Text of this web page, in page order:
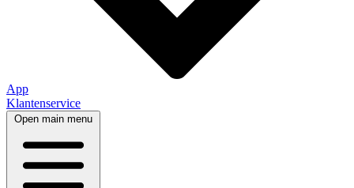
App
Klantenservice
Open main menu